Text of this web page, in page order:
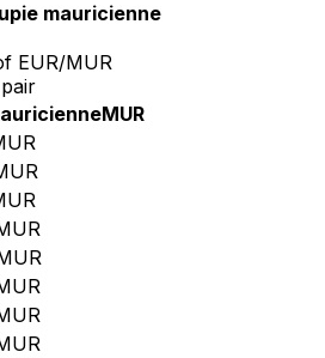
mauricienne
EUR/MUR
MUR